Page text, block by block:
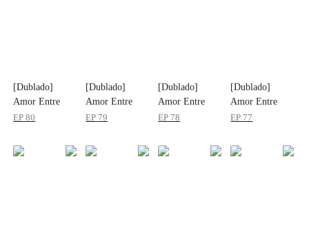
[Dublado]
Amor Entre
Segredos
EP80
[Dublado]
Amor Entre
Segredos
EP 79
[Dublado]
Amor Entre
Segredos
EP 78
[Dublado]
Amor Entre
Segredos
EP 77